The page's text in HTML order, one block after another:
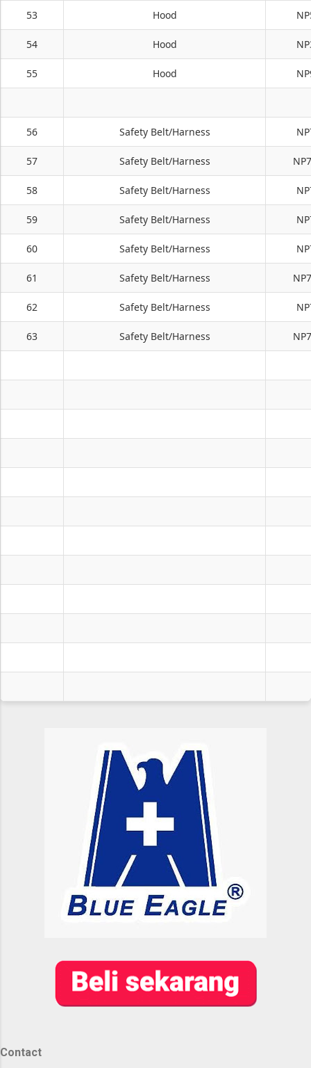
53 Hood
54 Hood
55 Hood
56 Safety Belt/Harness
57 Safety Belt/Harness
58 Safety Belt/Harness
59 Safety Belt/Harness
60 Safety Belt/Harness
61 Safety Belt/Harness
62 Safety Belt/Harness
63 Safety Belt/Harness
Contact